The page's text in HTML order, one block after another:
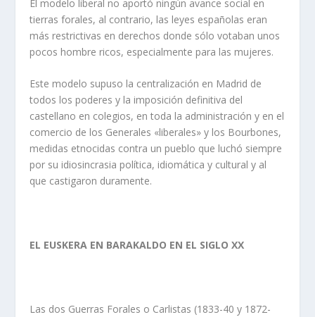
El modelo liberal no aportó ningún avance social en
tierras forales, al contrario, las leyes españolas eran
más restrictivas en derechos donde sólo votaban unos
pocos hombre ricos, especialmente para las mujeres.
Este modelo supuso la centralización en Madrid de
todos los poderes y la imposición definitiva del
castellano en colegios, en toda la administración y en el
comercio de los Generales «liberales» y los Bourbones,
medidas etnocidas contra un pueblo que luchó siempre
por su idiosincrasia política, idiomática y cultural y al
que castigaron duramente.
EL EUSKERA EN BARAKALDO EN EL SIGLO XX
Las dos Guerras Forales o Carlistas (1833-40 y 1872-